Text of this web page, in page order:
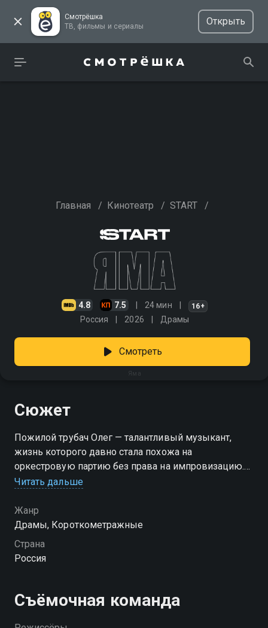
Смотрёшка
ТВ, фильмы и сериалы
Открыть
Главная / Кинотеатр / START /
4.8 7.5 24 мин 16+
Россия 2026 Драмы
Яма
Смотреть
Сюжет
Пожилой трубач Олег — талантливый музыкант,
жизнь которого давно стала похожа на
оркестровую партию без права на импровизацию.
Общий безрадостный настрой усугубляется
финансами. Когда руководство решает отправить
мужчину на пенсию, все его опоры рушатся. Олег
пытается найти новые смыслы, анализирует
прожитые годы и с ужасом осознаёт, что уже много
похоронах он пробуждается на кладбище.
Читать дальше
Жанр
Драмы, Короткометражные
Страна
Россия
Съёмочная команда